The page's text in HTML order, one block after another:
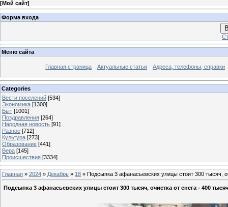
[Мой сайт]
Форма входа
Меню сайта
Главная страница Актуальные статьи Адреса, телефоны, справки
Categories
Вести поселений [534]
Экономика [1300]
Быт [1001]
Поздравления [264]
Народная новость [91]
Разное [712]
Культура [273]
Образование [441]
Вера [145]
Происшествия [3334]
Главная » 2024 » Декабрь » 18 » Подсыпка 3 афанасьевских улицы стоит 300 тысяч,
Подсыпка 3 афанасьевских улицы стоит 300 тысяч, очистка от снега - 400 тысяч